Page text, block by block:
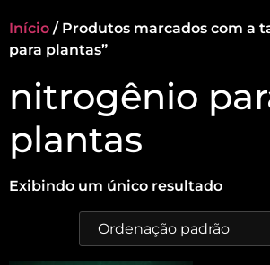
Início / Produtos marcados com a
para plantas”
nitrogênio
plantas
Exibindo um único resultado